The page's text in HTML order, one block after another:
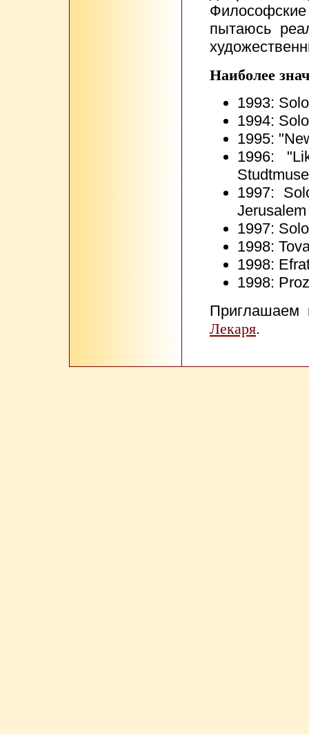
пытаюсь
Наиболее
1993:
1994:
1995:
1996:
1997:
Jerusalem
1997:
1998:
1998:
1998:
Приглашаем
Лекаря.